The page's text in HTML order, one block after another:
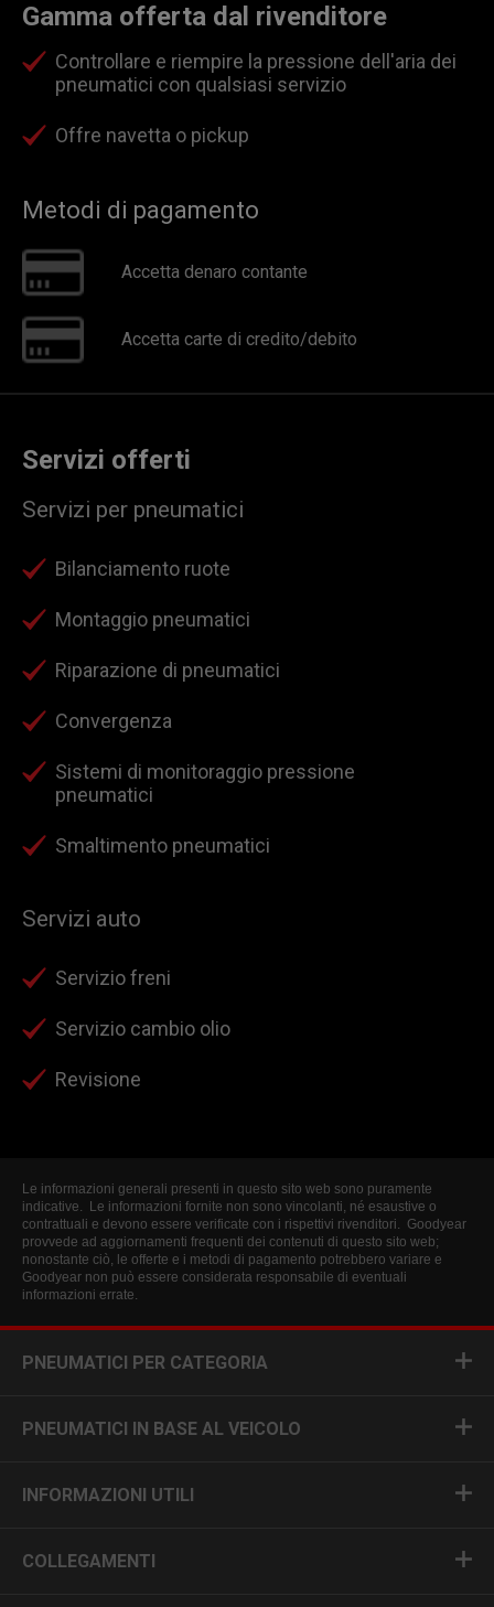
Gamma offerta dal rivenditore
Controllare e riempire la pressione dell'aria dei
pneumatici con qualsiasi servizio
Offre navetta o pickup
Metodi di pagamento
Accetta denaro contante
Accetta carte di credito/debito
Servizi offerti
Servizi per pneumatici
Bilanciamento ruote
Montaggio pneumatici
Riparazione di pneumatici
Convergenza
Sistemi di monitoraggio pressione
pneumatici
Smaltimento pneumatici
Servizi auto
Servizio freni
Servizio cambio olio
Revisione
Le informazioni generali presenti in questo sito web sono puramente
indicative. Le informazioni fornite non sono vincolanti, né esaustive o
contrattuali e devono essere verificate con i rispettivi rivenditori. Goodyear
provvede ad aggiornamenti frequenti dei contenuti di questo sito web;
nonostante ciò, le offerte e i metodi di pagamento potrebbero variare e
Goodyear non può essere considerata responsabile di eventuali
informazioni errate.
PNEUMATICI PER CATEGORIA
PNEUMATICI IN BASE AL VEICOLO
INFORMAZIONI UTILI
COLLEGAMENTI